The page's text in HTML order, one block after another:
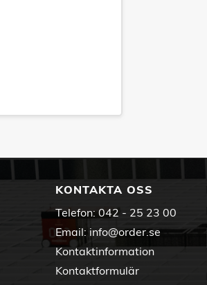
KONTAKTA OSS
Telefon: 042 - 25 23 00
Email: info@order.se
Kontaktinformation
Kontaktformulär